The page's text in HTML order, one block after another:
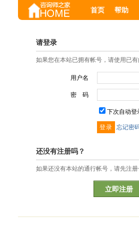
首页 帮助
请登录
如果您在本站已拥有帐号，请使用已
用户名
密 码
下次自动登
忘记密
还没有注册吗？
如果还没有本站的通行帐号，请先注册
立即注册